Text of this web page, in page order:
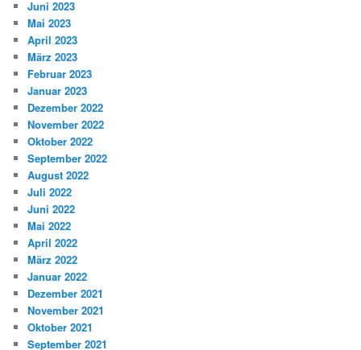
Juni 2023
Mai 2023
April 2023
März 2023
Februar 2023
Januar 2023
Dezember 2022
November 2022
Oktober 2022
September 2022
August 2022
Juli 2022
Juni 2022
Mai 2022
April 2022
März 2022
Januar 2022
Dezember 2021
November 2021
Oktober 2021
September 2021